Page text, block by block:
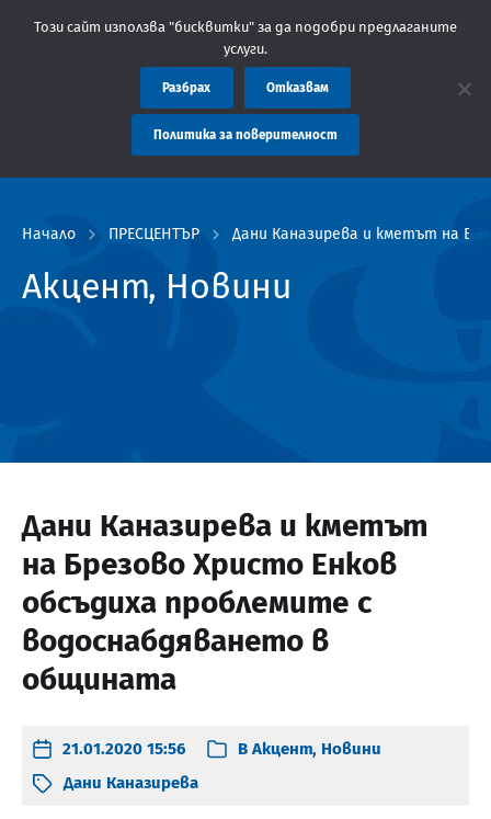
администрация Пловдив препоръчва заплащането на
Начало ПРЕСЦЕНТЪР Дани Каназирева и кметът на
Акцент, Новини
Дани Каназирева и кметът
на Брезово Христо Енков
обсъдиха проблемите с
водоснабдяването в
общината
21.01.2020 15:56 В Акцент, Новини
Дани Каназирева
Този сайт използва "бисквитки" за да подобри предлаганите
услуги.
Разбрах Отказвам
Политика за поверителност